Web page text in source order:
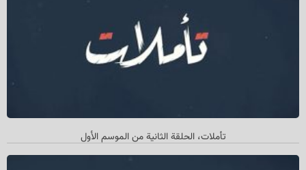
تأملات، الحلقة الثانیة من الموسم الأول